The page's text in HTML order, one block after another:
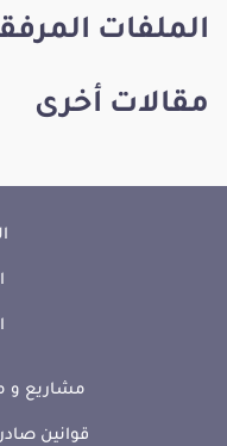
الملفات
مقالات أخرى
مشاريع و
قوانين